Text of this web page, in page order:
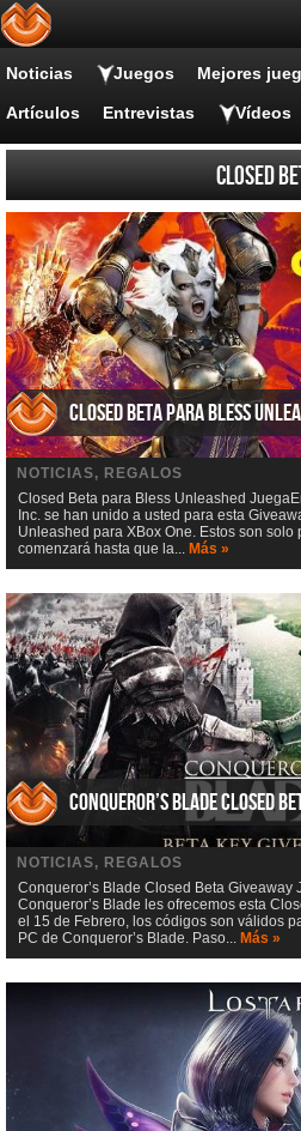
Noticias Juegos Mejores
Artículos Entrevistas Vídeos
Closed
Closed Beta para Bless
NOTICIAS, REGALOS
Closed Beta para Bless Unleashed
Inc. se han unido a usted para esta
Unleashed para XBox One. Estos son solo
comenzará hasta que la... Más »
Conqueror’s Blade Closed
NOTICIAS, REGALOS
Conqueror’s Blade Closed Beta Giveaway
Conqueror’s Blade les ofrecemos esta
el 15 de Febrero, los códigos son válidos
PC de Conqueror’s Blade. Paso... Más »